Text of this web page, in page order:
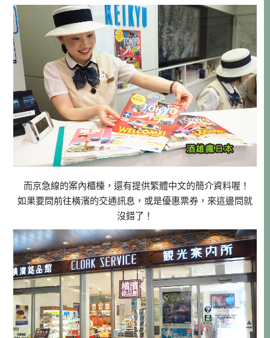
而京急線的案內櫃檯，還有提供繁體中文的簡介資料喔！
如果要問前往橫濱的交通訊息，或是優惠票券，來這邊問就
沒錯了！